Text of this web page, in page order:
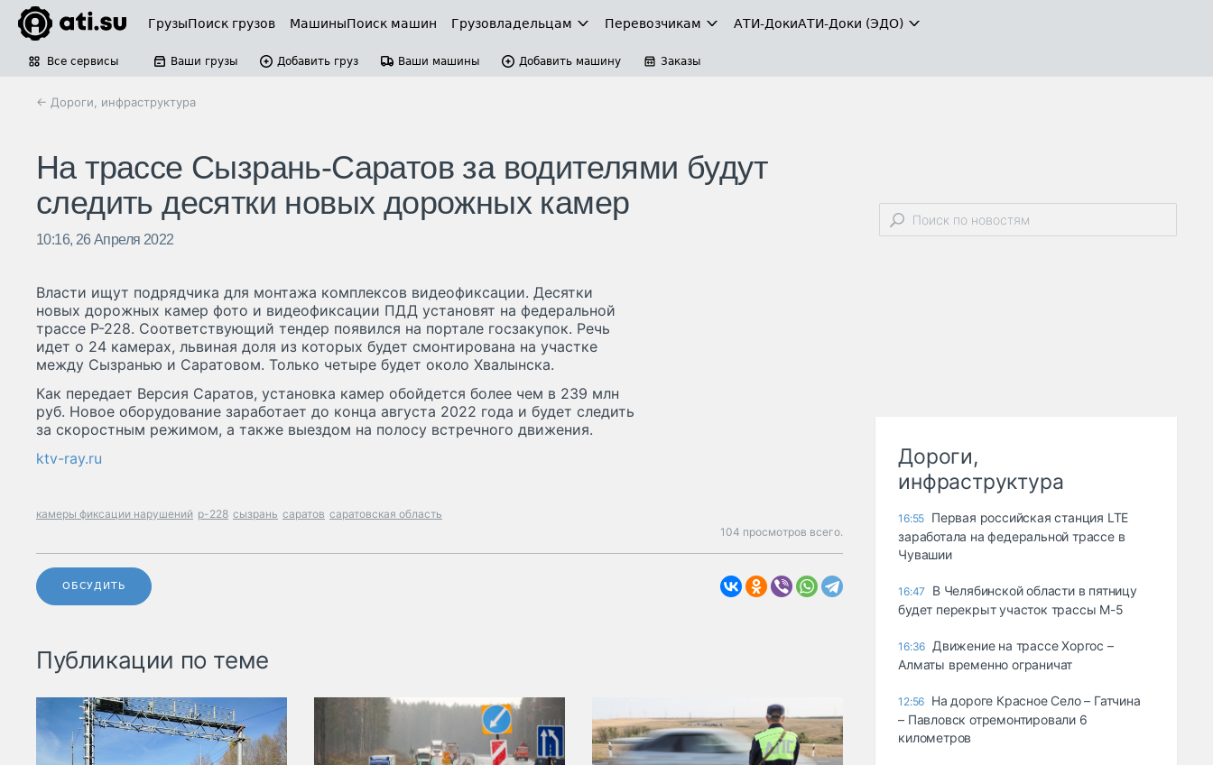
ГрузыПоиск грузов МашиныПоиск машин Грузовладельцам Перевозчикам АТИ-ДокиАТИ-Доки (ЭДО)
Все сервисы Ваши грузы Добавить груз Ваши машины Добавить машину Заказы
← Дороги, инфраструктура
На трассе Сызрань-Саратов за водителями будут
следить десятки новых дорожных камер
10:16, 26 Апреля 2022
Власти ищут подрядчика для монтажа комплексов видеофиксации. Десятки
новых дорожных камер фото и видеофиксации ПДД установят на федеральной
трассе Р-228. Соответствующий тендер появился на портале госзакупок. Речь
идет о 24 камерах, львиная доля из которых будет смонтирована на участке
между Сызранью и Саратовом. Только четыре будет около Хвалынска.
Как передает Версия Саратов, установка камер обойдется более чем в 239 млн
руб. Новое оборудование заработает до конца августа 2022 года и будет следить
за скоростным режимом, а также выездом на полосу встречного движения.
ktv-ray.ru
камеры фиксации нарушений р-228 сызрань саратов саратовская область
104 просмотров всего.
ОБСУДИТЬ
Публикации по теме
Дороги,
инфраструктура
16:55 Первая российская станция LTE
заработала на федеральной трассе в
Чувашии
16:47
В Челябинской области в пятницу
будет перекрыт участок трассы М-5
16:36 Движение на трассе Хоргос –
Алматы временно ограничат
12:56 На дороге Красное Село – Гатчина
– Павловск отремонтировали 6
километров